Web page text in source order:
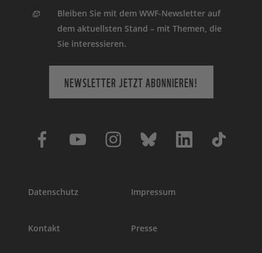
Bleiben Sie mit dem WWF-Newsletter auf
dem aktuellsten Stand – mit Themen, die
Sie interessieren.
NEWSLETTER JETZT ABONNIEREN!
Datenschutz Impressum
Kontakt Presse